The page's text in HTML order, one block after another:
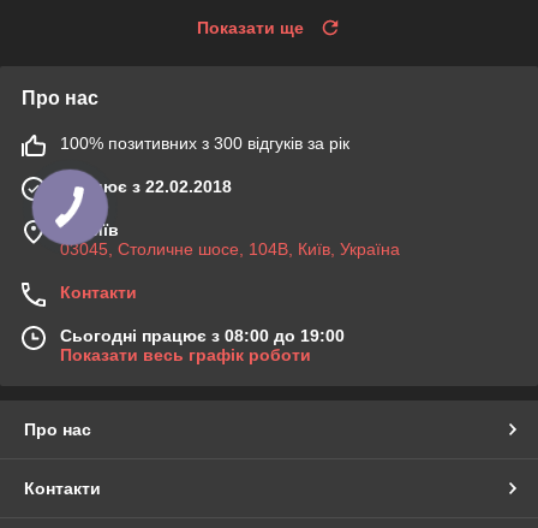
Показати ще
Про нас
100% позитивних з 300 відгуків за рік
Працює з 22.02.2018
м. Київ
03045, Столичне шосе, 104B, Київ, Україна
Контакти
Сьогодні працює з 08:00 до 19:00
Показати весь графік роботи
Про нас
Контакти